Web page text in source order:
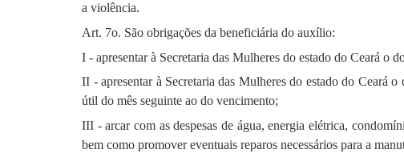
a violência.
Art. 7o. São obrigações da beneficiária do auxílio:
I - apresentar à Secretaria das Mulheres do estado do Ceará o
II - apresentar à Secretaria das Mulheres do estado do Ceará
útil do mês seguinte ao do vencimento;
III - arcar com as despesas de água, energia elétrica,
bem como promover eventuais reparos necessários para a